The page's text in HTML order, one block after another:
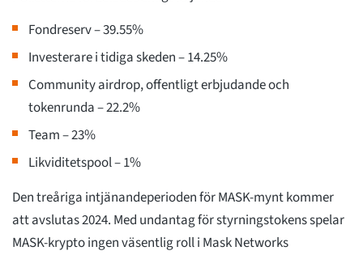
Fondreserv – 39.55%
Investerare i tidiga skeden – 14.25%
Community airdrop, offentligt erbjudande och
tokenrunda – 22.2%
Team – 23%
Likviditetspool – 1%
Den treåriga intjänandeperioden för MASK-mynt kommer
att avslutas 2024. Med undantag för styrningstokens spelar
MASK-krypto ingen väsentlig roll i Mask Networks